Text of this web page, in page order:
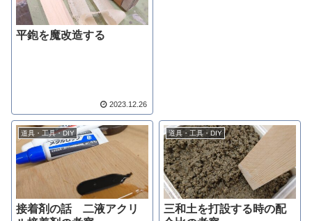
平鉋を魔改造する
2023.12.26
道具・工具・DIY
接着剤の話 二液アクリ
道具・工具・DIY
三和土を打設する時の配